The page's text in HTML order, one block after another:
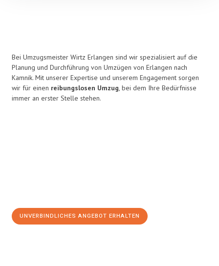
Bei Umzugsmeister Wirtz Erlangen sind wir spezialisiert auf die
Planung und Durchführung von Umzügen von Erlangen nach
Kamnik. Mit unserer Expertise und unserem Engagement sorgen
wir für einen reibungslosen Umzug, bei dem Ihre Bedürfnisse
immer an erster Stelle stehen.
UNVERBINDLICHES ANGEBOT ERHALTEN